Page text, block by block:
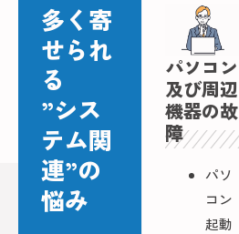
多く寄
せられ
る
”シス
テム関
連”の
悩み
パソコン
及び周辺
機器の故
障
パソ
コン
起動